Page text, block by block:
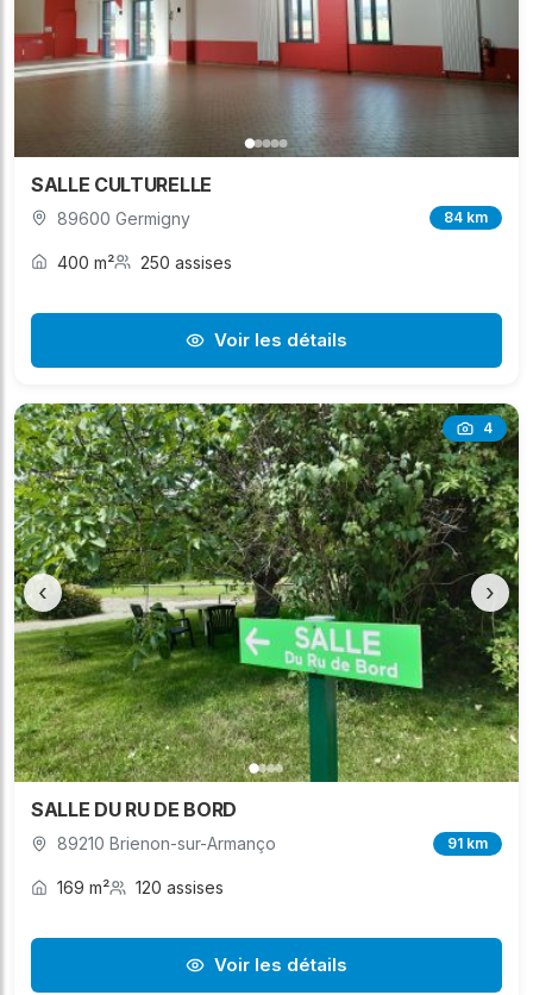
SALLE CULTURELLE
89600 Germigny 84 km
400 m² 250 assises
Voir les détails
4
‹ ›
SALLE DU RU DE BORD
89210 Brienon-sur-Armanço 91 km
169 m² 120 assises
Voir les détails